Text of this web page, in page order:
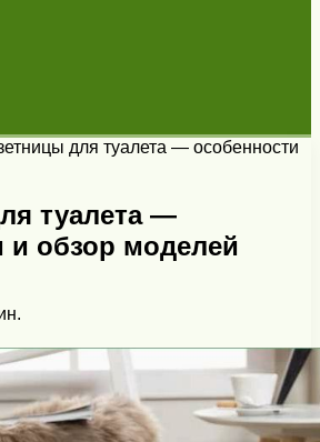
для туалета — особенности
туалета —
и обзор моделей